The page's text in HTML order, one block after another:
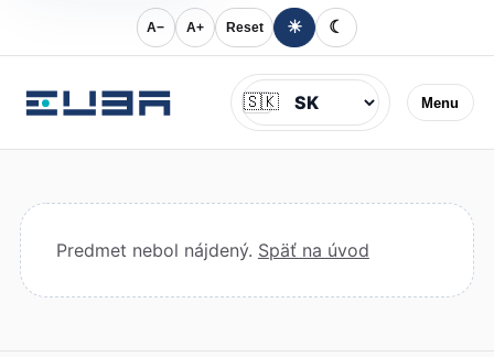
A− A+ Reset ☀ ☾
Menu
Jazyk
🇸🇰
Predmet nebol nájdený. Späť na úvod